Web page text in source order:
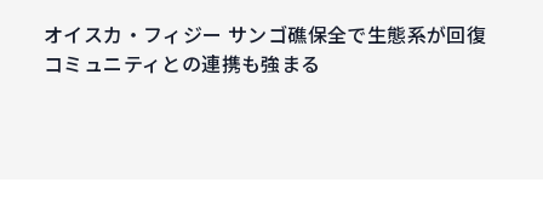
オイスカ・フィジー サンゴ礁保全で生態系が回復
コミュニティとの連携も強まる